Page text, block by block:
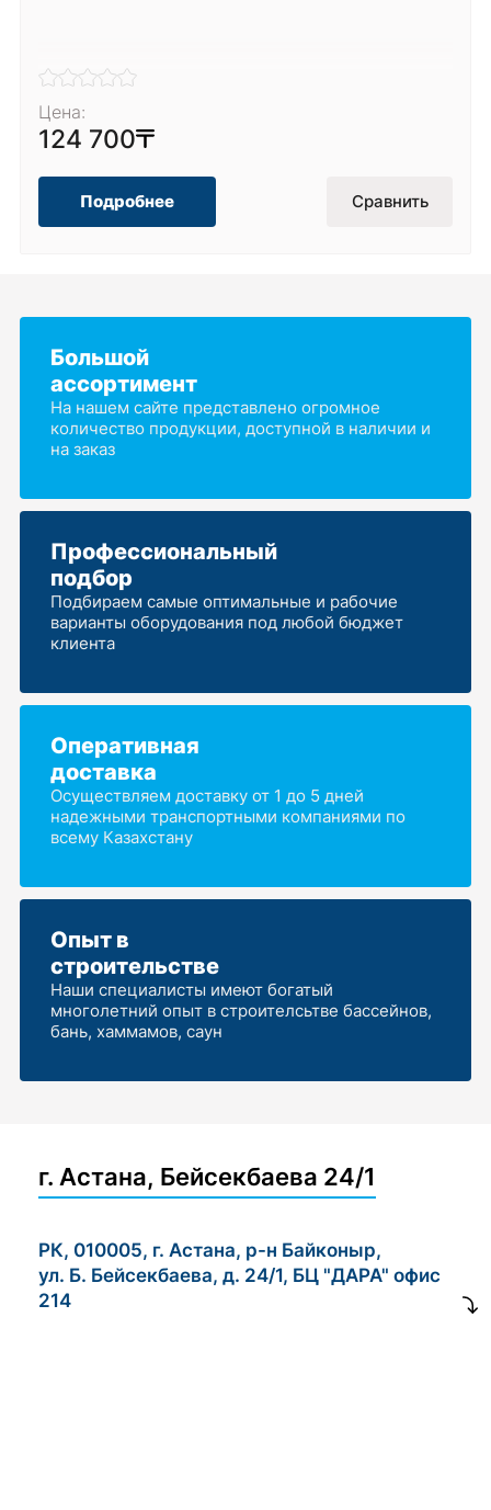
Цена:
124 700
Подробнее Сравнить
Большой
ассортимент
На нашем сайте представлено огромное
количество продукции, доступной в наличии и
на заказ
Профессиональный
подбор
Подбираем самые оптимальные и рабочие
варианты оборудования под любой бюджет
клиента
Оперативная
доставка
Осуществляем доставку от 1 до 5 дней
надежными транспортными компаниями по
всему Казахстану
Опыт в
строительстве
Наши специалисты имеют богатый
многолетний опыт в строителсьтве бассейнов,
бань, хаммамов, саун
г. Астана, Бейсекбаева 24/1
РК, 010005, г. Астана, р-н Байконыр,
ул. Б. Бейсекбаева, д. 24/1, БЦ "ДАРА" офис
214